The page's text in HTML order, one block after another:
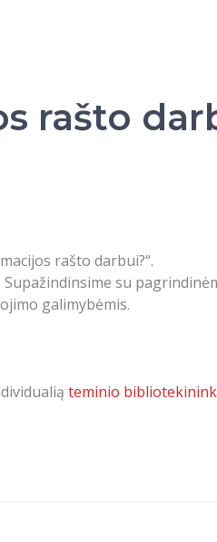
rašto
rašto darbui?“.
su
galimybėmis.
teminio